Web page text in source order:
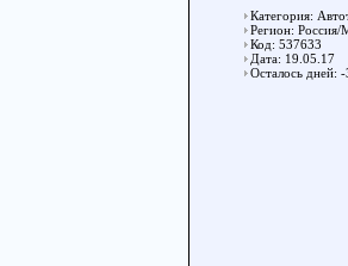
Категория:
Регион: Россия/
Код: 537633
Дата: 19.05.17
Осталось дней: -